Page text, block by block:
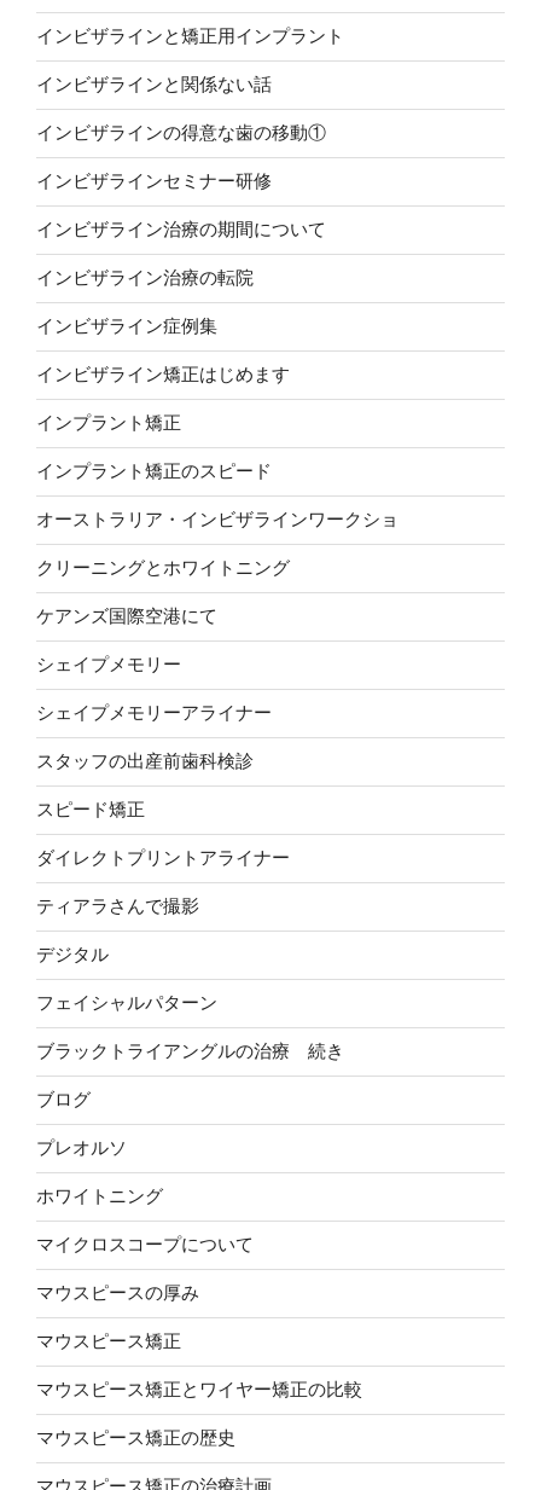
インビザラインと矯正用インプラント
インビザラインと関係ない話
インビザラインの得意な歯の移動①
インビザラインセミナー研修
インビザライン治療の期間について
インビザライン治療の転院
インビザライン症例集
インビザライン矯正はじめます
インプラント矯正
インプラント矯正のスピード
オーストラリア・インビザラインワークショ
クリーニングとホワイトニング
ケアンズ国際空港にて
シェイプメモリー
シェイプメモリーアライナー
スタッフの出産前歯科検診
スピード矯正
ダイレクトプリントアライナー
ティアラさんで撮影
デジタル
フェイシャルパターン
ブラックトライアングルの治療 続き
ブログ
プレオルソ
ホワイトニング
マイクロスコープについて
マウスピースの厚み
マウスピース矯正
マウスピース矯正とワイヤー矯正の比較
マウスピース矯正の歴史